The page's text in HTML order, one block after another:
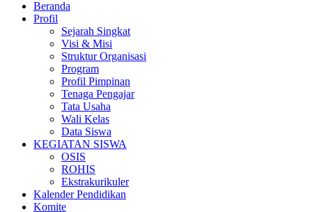
Beranda
Profil
Sejarah Singkat
Visi & Misi
Struktur Organisasi
Program
Profil Pimpinan
Tenaga Pengajar
Tata Usaha
Wali Kelas
Data Siswa
KEGIATAN SISWA
OSIS
ROHIS
Ekstrakurikuler
Kalender Pendidikan
Komite